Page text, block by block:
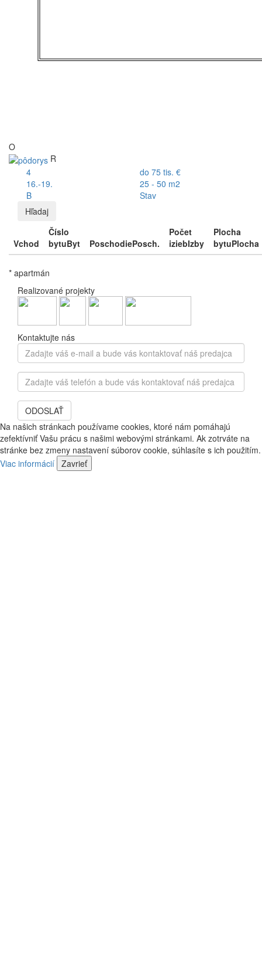
O
R
4
do 75 tis. €
16.-19.
25 - 50 m2
B
Stav
Hľadaj
Vchod
Číslo
bytuByt PoschodiePosch.
Počet
iziebIzby
Plocha
bytuPlocha
* apartmán
Realizované projekty
Kontaktujte nás
Zadajte
váš
e-
mail
a
bude
vás
kontaktovať
náš
predajca
Zadajte
váš
telefón
bude
vás
kontaktovať
náš
predajca
ODOSLAŤ
Na našich stránkach používame cookies, ktoré nám pomáhajú
zefektívniť Vašu prácu s našimi webovými stránkami. Ak zotrváte na
stránke bez zmeny nastavení súborov cookie, súhlasíte s ich použitím.
Viac informácií Zavrieť